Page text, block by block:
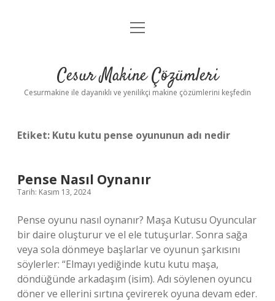
Anasayfa
Yasal Uyarı
menüyü
Cesur Makine Çözümleri
Cesurmakine ile dayanıklı ve yenilikçi makine çözümlerini keşfedin
Etiket: Kutu kutu pense oyununun adı nedir
Pense Nasıl Oynanır
Tarih: Kasım 13, 2024
Pense oyunu nasıl oynanır? Maşa Kutusu Oyuncular
bir daire oluşturur ve el ele tutuşurlar. Sonra sağa
veya sola dönmeye başlarlar ve oyunun şarkısını
söylerler: “Elmayı yediğinde kutu kutu maşa,
döndüğünde arkadaşım (isim). Adı söylenen oyuncu
döner ve ellerini sırtına çevirerek oyuna devam eder.